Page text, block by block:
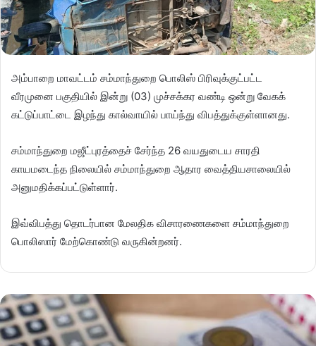
அம்பாறை மாவட்டம் சம்மாந்துறை பொலிஸ் பிரிவுக்குட்பட்ட
வீரமுனை பகுதியில் இன்று (03) முச்சக்கர வண்டி ஒன்று வேகக்
கட்டுப்பாட்டை இழந்து கால்வாயில் பாய்ந்து விபத்துக்குள்ளானது.
சம்மாந்துறை மஜீட்புரத்தைச் சேர்ந்த 26 வயதுடைய சாரதி
காயமடைந்த நிலையில் சம்மாந்துறை ஆதார வைத்தியசாலையில்
அனுமதிக்கப்பட்டுள்ளார்.
இவ்விபத்து தொடர்பான மேலதிக விசாரணைகளை சம்மாந்துறை
பொலிஸார் மேற்கொண்டு வருகின்றனர்.